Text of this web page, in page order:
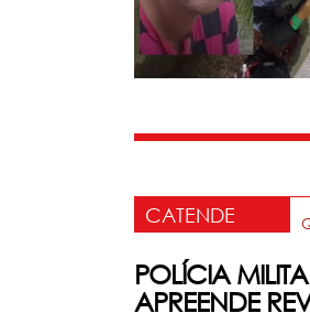
CATENDE
POLÍCIA
APREENDE